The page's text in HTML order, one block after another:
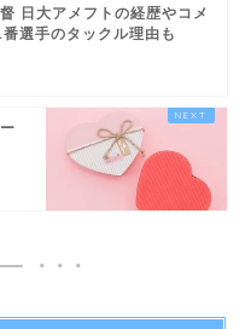
日大アメフトの経歴やコメ
選手のタックル理由も